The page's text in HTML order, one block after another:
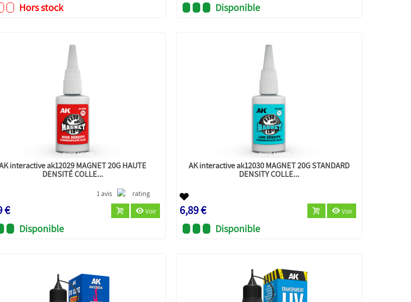
Hors stock Disponible
interactive ak12029 MAGNET 20G HAUTE
DENSITÉ COLLE...
1 avis
€ Voir
Disponible
AK interactive ak12030 MAGNET 20G STANDARD
DENSITY COLLE...
6,89 € Voir
Disponible